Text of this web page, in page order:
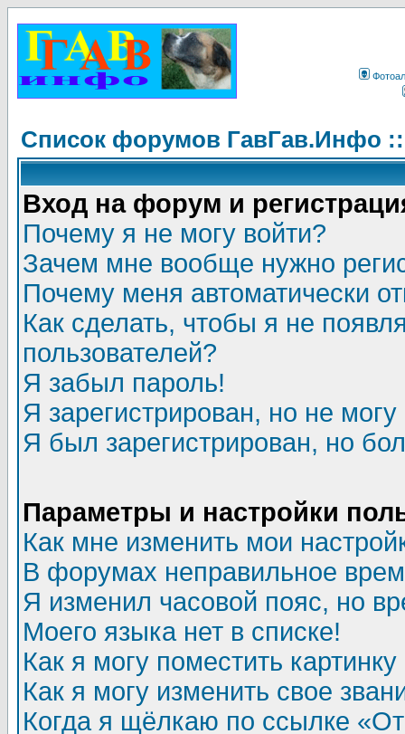
Список форумов ГавГав.Инфо
Вход на форум и
Почему я не могу войти?
Зачем мне вообще нужно
Почему меня автоматически
Как сделать, чтобы я не
пользователей?
Я забыл пароль!
Я зарегистрирован, но не могу
Я был зарегистрирован, но
Параметры и настройки
Как мне изменить мои
В форумах неправильное
Я изменил часовой пояс, но
Моего языка нет в списке!
Как я могу поместить
Как я могу изменить свое
Когда я щёлкаю по ссылке